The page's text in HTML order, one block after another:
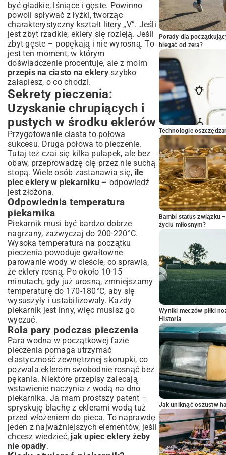
być gładkie, lśniące i gęste. Powinno
powoli spływać z łyżki, tworząc
charakterystyczny kształt litery „V”. Jeśli
jest zbyt rzadkie, eklery się rozleją. Jeśli
zbyt gęste – popękają i nie wyrosną. To
jest ten moment, w którym
doświadczenie procentuje, ale z moim
przepis na ciasto na ekleryszybko
załapiesz, o co chodzi.
Sekrety pieczenia:
Uzyskanie chrupiących i
pustych w środku eklerów
Przygotowanie ciasta to połowa
sukcesu. Druga połowa to pieczenie.
Tutaj też czai się kilka pułapek, ale bez
obaw, przeprowadzę cię przez nie suchą
stopą. Wiele osób zastanawia się, ile
piec eklery w piekarniku – odpowiedź
jest złożona.
Odpowiednia temperatura
piekarnika
Piekarnik musi być bardzo dobrze
nagrzany, zazwyczaj do 200-220°C.
Wysoka temperatura na początku
pieczenia powoduje gwałtowne
parowanie wody w cieście, co sprawia,
że eklery rosną. Po około 10-15
minutach, gdy już urosną, zmniejszamy
temperaturę do 170-180°C, aby się
wysuszyły i ustabilizowały. Każdy
piekarnik jest inny, więc musisz go
wyczuć.
Rola pary podczas pieczenia
Para wodna w początkowej fazie
pieczenia pomaga utrzymać
elastyczność zewnętrznej skorupki, co
pozwala eklerom swobodnie rosnąć bez
pękania. Niektóre przepisy zalecają
wstawienie naczynia z wodą na dno
piekarnika. Ja mam prostszy patent –
spryskuję blachę z eklerami wodą tuż
przed włożeniem do pieca. To naprawdę
jeden z najważniejszych elementów, jeśli
chcesz wiedzieć, jak upiec eklery żeby
nie opadły.
Porady dla
biegać od zera?
Technologie
Bambi status związku
życiu miłosnym?
Wyniki meczów piłki
Historia
Jak uniknąć oszustw